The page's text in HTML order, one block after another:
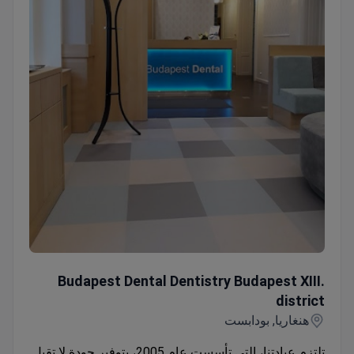
لتحديد موعدك وتجربة رعاية الأسنان الاستثنائية لدينا.
Budapest Dental Dentistry Budapest XIII.
district
هنغاريا, بودابست